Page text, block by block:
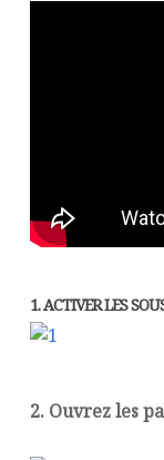
1. ACTIVER LES
2. Ouvrez les